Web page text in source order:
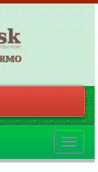
Toggle